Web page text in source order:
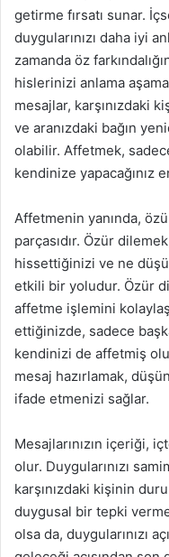
getirme fırsatı sunar.
duygularınızı daha iyi
zamanda öz
hislerinizi anlama
mesajlar, karşınızdaki
ve aranızdaki bağın
olabilir. Affetmek,
kendinize yapacağınız
Affetmenin yanında,
parçasıdır. Özür
hissettiğinizi ve ne
etkili bir yoludur. Özür
affetme işlemini
ettiğinizde, sadece
kendinizi de affetmiş
mesaj hazırlamak,
ifade etmenizi sağlar.
Mesajlarınızın içeriği,
olur. Duygularınızı
karşınızdaki kişinin
duygusal bir tepki
olsa da, duygularınızı